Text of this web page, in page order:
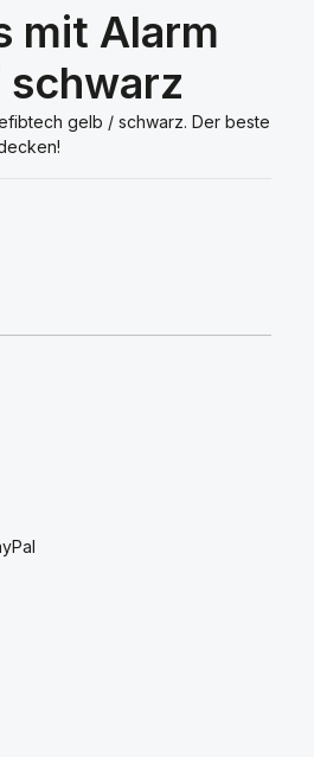
mit Alarm
gelb / schwarz. Der beste